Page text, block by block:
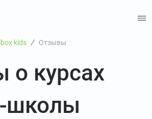
kids Отзывы
о курсах
школы